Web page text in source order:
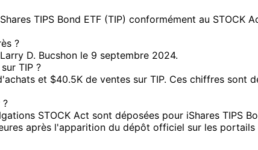
TIPS Bond ETF (TIP) conformément au STOCK
?
D. Bucshon le 9 septembre 2024.
TIP ?
et $40.5K de ventes sur TIP. Ces chiffres sont
?
STOCK Act sont déposées pour iShares TIPS
après l'apparition du dépôt officiel sur les